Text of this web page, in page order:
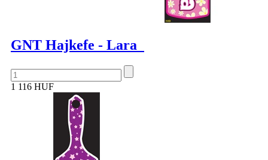
GNT Hajkefe - Lara
1 116 HUF